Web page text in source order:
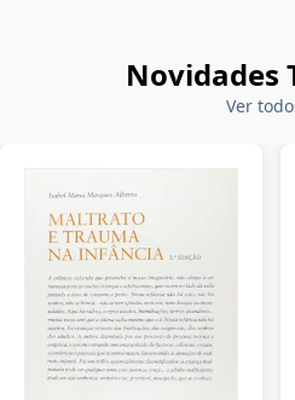
Novidades
Ver